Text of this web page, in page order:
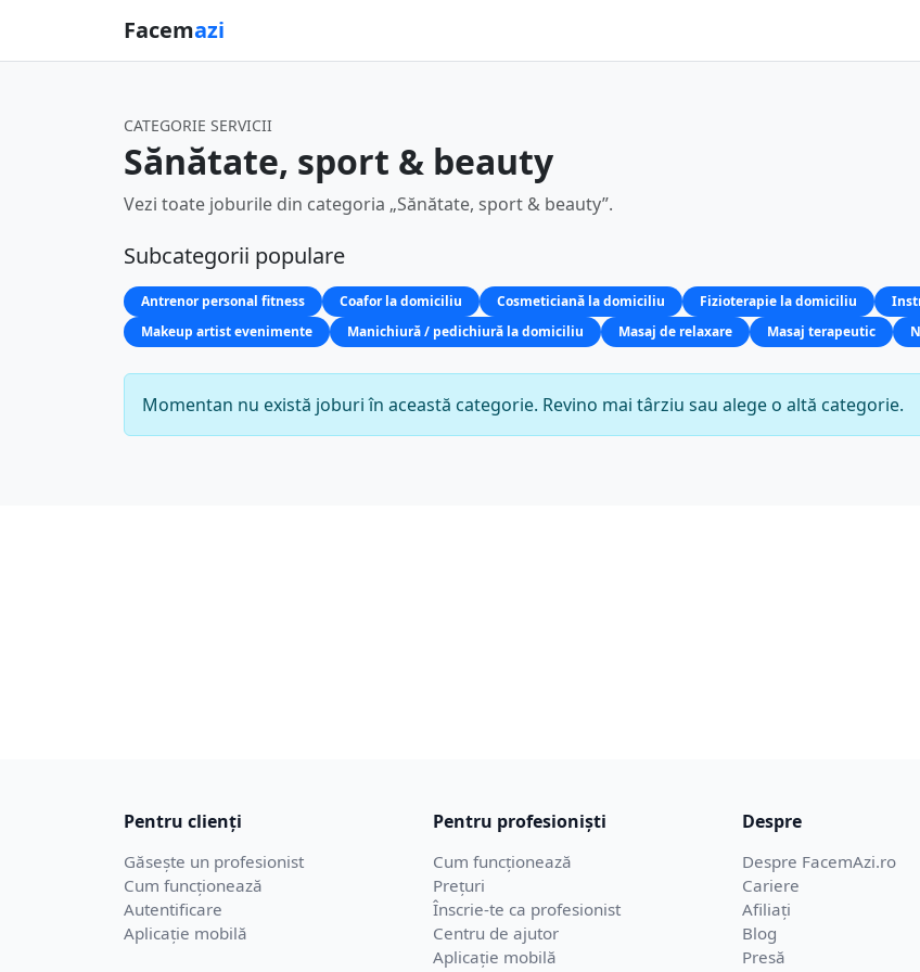
Facemazi
CATEGORIE SERVICII
Sănătate, sport & beauty
Vezi toate joburile din categoria „Sănătate, sport & beauty”.
Subcategorii populare
Antrenor personal fitness Coafor la domiciliu Cosmeticiană la domiciliu Fizioterapie la domiciliu
Makeup artist evenimente
Manichiură / pedichiură la domiciliu Masaj de relaxare Masaj terapeutic
Momentan nu există joburi în această categorie. Revino mai târziu sau alege o altă categorie.
Pentru clienți
Găsește un profesionist
Cum funcționează
Autentificare
Aplicație mobilă
Pentru profesioniști
Cum funcționează
Prețuri
Înscrie-te ca profesionist
Centru de ajutor
Aplicație mobilă
Despre
Despre FacemAzi.ro
Cariere
Afiliați
Blog
Presă